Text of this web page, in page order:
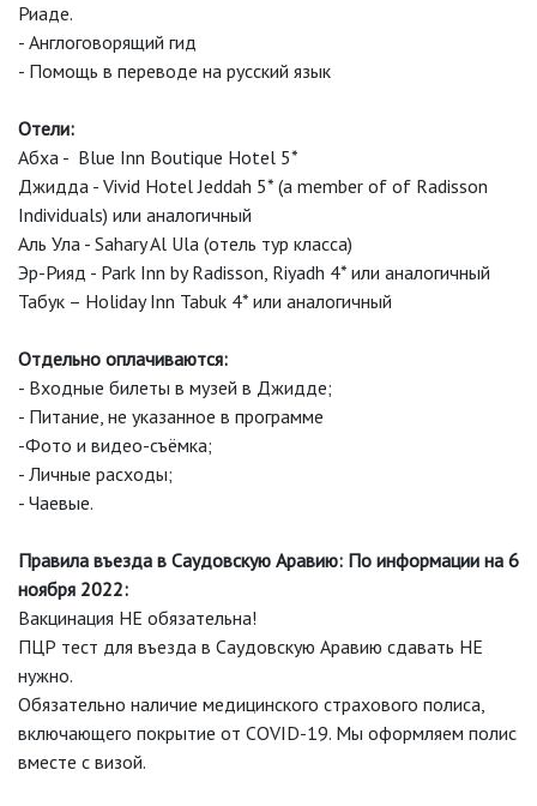
Риаде.
- Англоговорящий гид
- Помощь в переводе на русский язык
Отели:
Абха - Blue Inn Boutique Hotel 5*
Джидда - Vivid Hotel Jeddah 5* (a member of of Radisson
Individuals) или аналогичный
Аль Ула - Sahary Al Ula (отель тур класса)
Эр-Рияд - Park Inn by Radisson, Riyadh 4* или аналогичный
Табук – Holiday Inn Tabuk 4* или аналогичный
Отдельно оплачиваются:
- Входные билеты в музей в Джидде;
- Питание, не указанное в программе
-Фото и видео-съёмка;
- Личные расходы;
- Чаевые.
Правила въезда в Саудовскую Аравию: По информации на 6
ноября 2022:
Вакцинация НЕ обязательна!
ПЦР тест для въезда в Саудовскую Аравию сдавать НЕ
нужно.
Обязательно наличие медицинского страхового полиса,
включающего покрытие от COVID-19. Мы оформляем полис
вместе с визой.